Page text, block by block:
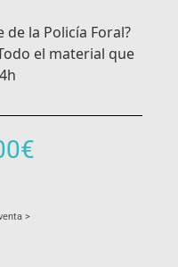
la Policía Foral?
el material que
€
>